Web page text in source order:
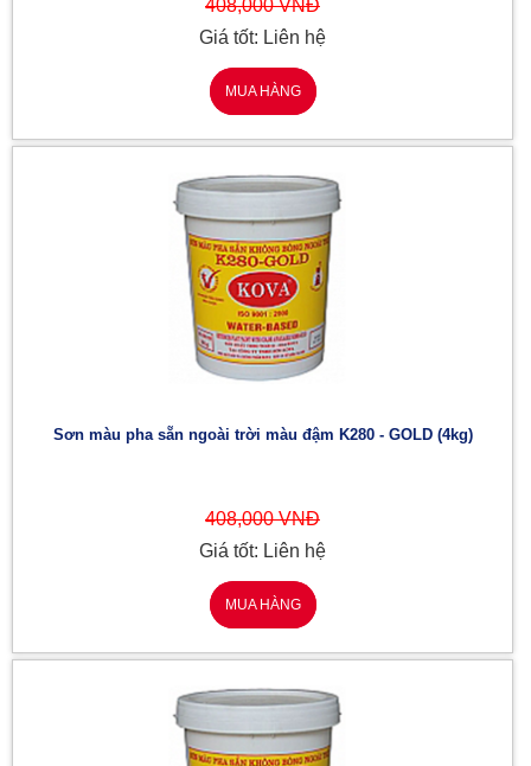
408,000 VNĐ
Giá tốt: Liên hệ
MUA HÀNG
Sơn màu pha sẵn ngoài trời màu đậm K280 - GOLD (4kg)
408,000 VNĐ
Giá tốt: Liên hệ
MUA HÀNG